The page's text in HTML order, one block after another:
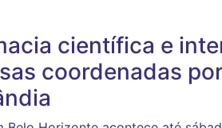
científica e
coordenadas